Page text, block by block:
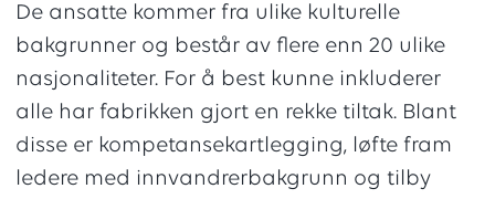
De ansatte kommer fra ulike kulturelle
bakgrunner og består av flere enn 20 ulike
nasjonaliteter. For å best kunne inkluderer
alle har fabrikken gjort en rekke tiltak. Blant
disse er kompetansekartlegging, løfte fram
ledere med innvandrerbakgrunn og tilby